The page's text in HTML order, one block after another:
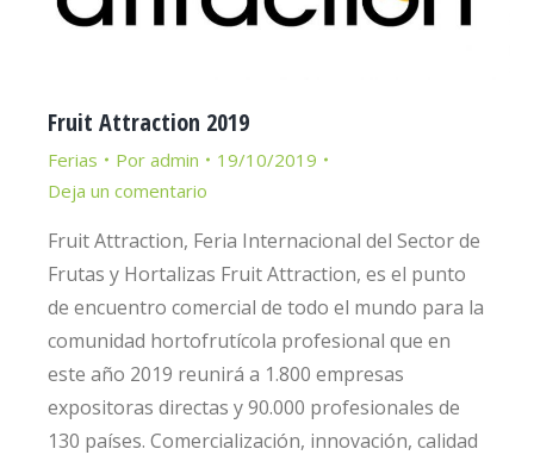
Fruit Attraction 2019
Ferias Por admin
19/10/2019
Deja un comentario
Fruit Attraction, Feria Internacional del Sector de
Frutas y Hortalizas Fruit Attraction, es el punto
de encuentro comercial de todo el mundo para la
comunidad hortofrutícola profesional que en
este año 2019 reunirá a 1.800 empresas
expositoras directas y 90.000 profesionales de
130 países. Comercialización, innovación, calidad